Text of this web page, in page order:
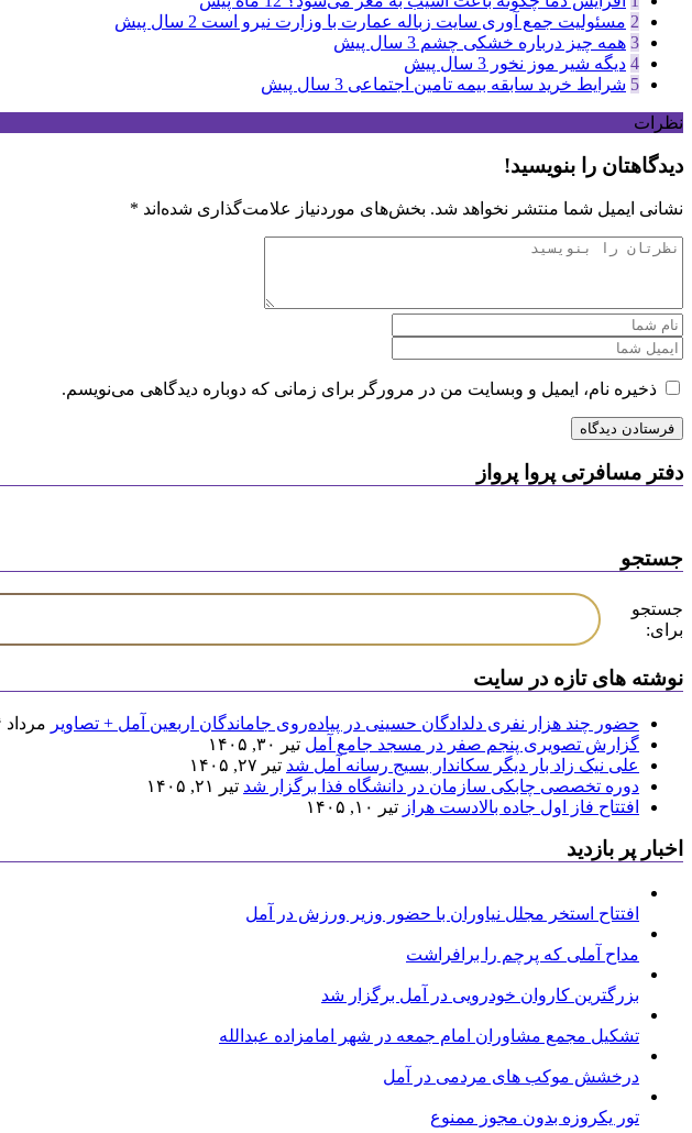
2 مسئولیت جمع آوری سایت زباله عمارت با وزارت نیرو است 2 سال پیش
3 همه چیز درباره خشکی چشم 3 سال پیش
4 دیگه شیر موز نخور 3 سال پیش
5 شرایط خرید سابقه بیمه تامین اجتماعی 3 سال پیش
نظرات
دیدگاهتان را بنویسید!
نشانی ایمیل شما منتشر نخواهد شد. بخش‌های موردنیاز علامت‌گذاری شده‌اند *
ذخیره نام، ایمیل و وبسایت من در مرورگر برای زمانی که دوباره دیدگاهی می‌نویسم.
دفتر مسافرتی پروا پرواز
جستجو
جستجو
برای:
نوشته های تازه در سایت
حضور چند هزار نفری دلدادگان حسینی در پیاده‌روی جاماندگان اربعین آمل + تصاویر مرداد ۱۴, ۱۴۰۵
گزارش تصویری پنجم صفر در مسجد جامع آمل تیر ۳۰, ۱۴۰۵
علی نیک زاد بار دیگر سکاندار بسیج رسانه آمل شد تیر ۲۷, ۱۴۰۵
دوره تخصصی چابکی سازمان در دانشگاه فذا برگزار شد تیر ۲۱, ۱۴۰۵
افتتاح فاز اول جاده بالادست هراز تیر ۱۰, ۱۴۰۵
اخبار پر بازدید
افتتاح استخر مجلل نیاوران با حضور وزیر ورزش در آمل
مداح آملی که پرچم را برافراشت
بزرگترین کاروان خودرویی در آمل برگزار شد
تشکیل مجمع مشاوران امام جمعه در شهر امامزاده عبدالله
درخشش موکب های مردمی در آمل
تور یکروزه بدون مجوز ممنوع